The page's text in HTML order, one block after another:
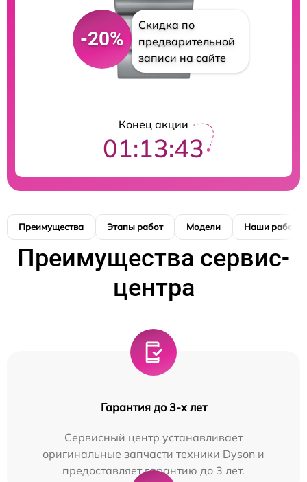
-20%
Скидка по
предварительной
записи на сайте
Конец акции
01:13:42
Преимущества Этапы работ Модели Наши работы
Преимущества сервис-
центра
Гарантия до 3-х лет
Сервисный центр устанавливает
оригинальные запчасти техники Dyson и
предоставляет гарантию до 3 лет.